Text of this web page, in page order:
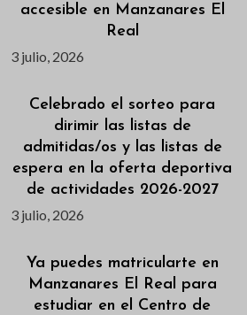
accesible en Manzanares El
Real
3 julio, 2026
Celebrado el sorteo para
dirimir las listas de
admitidas/os y las listas de
espera en la oferta deportiva
de actividades 2026-2027
3 julio, 2026
Ya puedes matricularte en
Manzanares El Real para
estudiar en el Centro de